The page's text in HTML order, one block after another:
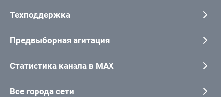
Техподдержка
Предвыборная агитация
Статистика канала в MAX
Все города сети